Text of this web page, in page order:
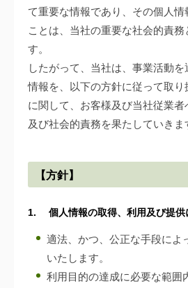
ー
ポ
リ
シ
2026.06.30
wp_tozai_user01
て重要な情報であり、その個人情
ことは、当社の重要な社会的責務
す。
したがって、当社は、事業活動を
情報を、以下の方針に従って取
に関して、お客様及び当社従業
及び社会的責務を果たしていきま
【方針】
1. 個人情報の取得、利用及び提供
適法、かつ、公正な手段によ
いたします。
利用目的の達成に必要な範囲